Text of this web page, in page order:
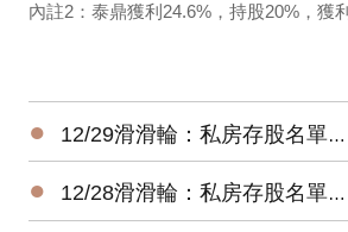
內註2：泰鼎獲利24.6%，持股20%，獲
● 12/29滑滑輪：私房存股名單每日持股調整建議（新手存股）
● 12/28滑滑輪：私房存股名單每日持股調整建議（新手存股）